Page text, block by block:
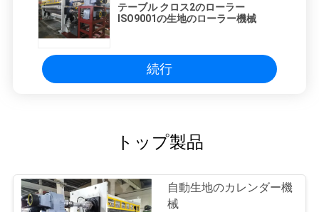
テーブル クロス2のローラー
ISO9001の生地のローラー機械
続行
トップ製品
自動生地のカレンダー機
械